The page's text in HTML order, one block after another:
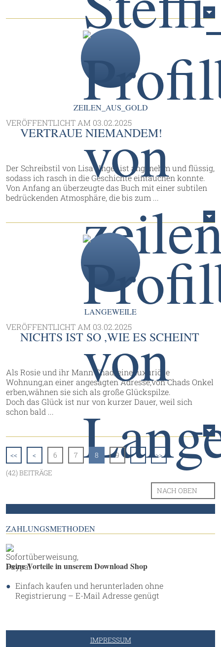
ZEILEN_AUS_GOLD
VERÖFFENTLICHT AM 03.02.2025
VERTRAUE NIEMANDEM!
Der Schreibstil von Lisa Unger ist angenehm und flüssig,
sodass ich rasch in die Geschichte eintauchen konnte.
Von Anfang an überzeugte das Buch mit einer subtilen
bedrückenden Atmosphäre, die bis zum ...
LANGEWEILE
VERÖFFENTLICHT AM 03.02.2025
NICHTS IST SO ,WIE ES SCHEINT
Als Rosie und ihr Mann Chad, eine luxuriöse
Wohnung,an einer angesagten Adresse,von Chads Onkel
erben,wähnen sie sich als große Glückspilze.
Doch das Glück ist nur von kurzer Dauer, weil sich
schon bald ...
<< < 6 7 8 9 >
>>
(42) BEITRÄGE
NACH OBEN
ZAHLUNGSMETHODEN
Deine Vorteile in unserem Download Shop
Einfach kaufen und herunterladen ohne
Registrierung – E-Mail Adresse genügt
IMPRESSUM